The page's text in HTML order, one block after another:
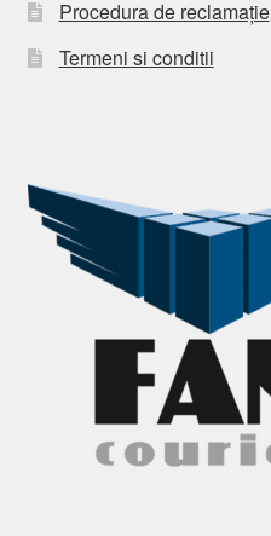
Procedura de reclamație
Termeni si conditii